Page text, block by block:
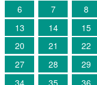
6
7 8
13
14 15
20
21 22
27
28 29